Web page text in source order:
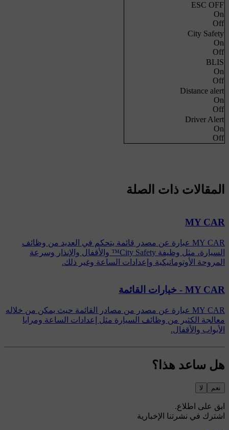
ESC OFF
On
Off
City Safety
On
Off
BLIS
On
Off
Distance alert
On
Off
Driver Alert
On
Off
المقالات ذات الصلة
MY CAR
MY CAR عبارة عن مصدر قائمة يتحكم في العديد من وظائف
السيارة، مثل وظيفة City Safety™ والأقفال والإنذار وسرعة
المروحة الأوتوماتيكية وإعدادات الساعة وغير ذلك.
MY CAR - خيارات القائمة
MY CAR عبارة عن مصدر من مصادر القائمة حيث يمكن من خلاله
معالجة الكثير من وظائف السيارة مثل إعدادات الساعة ومرايا
الأبواب والأقفال.
هل ساعد هذا؟
نعم لا